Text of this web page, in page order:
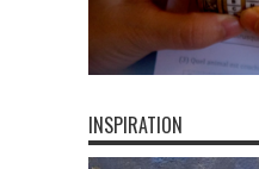
INSPIRATION